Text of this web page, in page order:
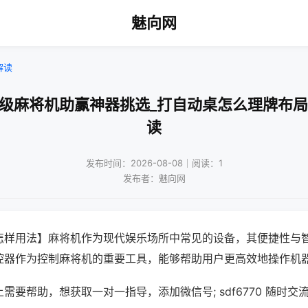
魅向网
读
麻将机助赢神器挑选_打自动桌怎么理牌布
读
发布时间：2026-08-08｜阅读：1
发布者：魅向网
用法】麻将机作为现代娱乐场所中常见的设备，其便捷性与
作为控制麻将机的重要工具，能够帮助用户更高效地操作机
需要帮助，想获取一对一指导，添加微信号; sdf6770 随时交